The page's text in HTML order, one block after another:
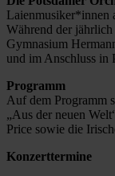
Laienmusiker*innen
Während der
Gymnasium
und im Anschluss in
Programm
Auf dem Programm
„Aus der neuen
Price sowie die
Konzerttermine